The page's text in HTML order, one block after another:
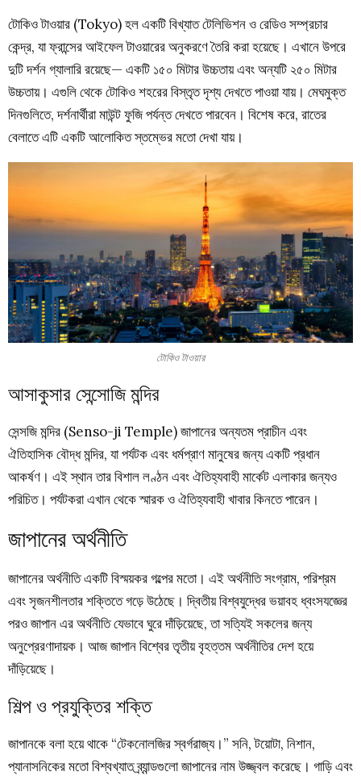
টোকিও টাওয়ার (Tokyo) হল একটি বিখ্যাত টেলিভিশন ও রেডিও সম্প্রচার
কেন্দ্র, যা ফ্রান্সের আইফেল টাওয়ারের অনুকরণে তৈরি করা হয়েছে। এখানে উপরে
দুটি দর্শন গ্যালারি রয়েছে— একটি ১৫০ মিটার উচ্চতায় এবং অন্যটি ২৫০ মিটার
উচ্চতায়। এগুলি থেকে টোকিও শহরের বিস্তৃত দৃশ্য দেখতে পাওয়া যায়। মেঘমুক্ত
দিনগুলিতে, দর্শনার্থীরা মাউন্ট ফুজি পর্যন্ত দেখতে পারবেন। বিশেষ করে, রাতের
বেলাতে এটি একটি আলোকিত স্তম্ভের মতো দেখা যায়।
টোকিও টাওয়ার
আসাকুসার সেন্সোজি মন্দির
সেন্সজি মন্দির (Senso-ji Temple) জাপানের অন্যতম প্রাচীন এবং
ঐতিহাসিক বৌদ্ধ মন্দির, যা পর্যটক এবং ধর্মপ্রাণ মানুষের জন্য একটি প্রধান
আকর্ষণ। এই স্থান তার বিশাল লণ্ঠন এবং ঐতিহ্যবাহী মার্কেট এলাকার জন্যও
পরিচিত। পর্যটকরা এখান থেকে স্মারক ও ঐতিহ্যবাহী খাবার কিনতে পারেন।
জাপানের অর্থনীতি
জাপানের অর্থনীতি একটি বিস্ময়কর গল্পের মতো। এই অর্থনীতি সংগ্রাম, পরিশ্রম
এবং সৃজনশীলতার শক্তিতে গড়ে উঠেছে। দ্বিতীয় বিশ্বযুদ্ধের ভয়াবহ ধ্বংসযজ্ঞের
পরও জাপান এর অর্থনীতি যেভাবে ঘুরে দাঁড়িয়েছে, তা সত্যিই সকলের জন্য
অনুপ্রেরণাদায়ক। আজ জাপান বিশ্বের তৃতীয় বৃহত্তম অর্থনীতির দেশ হয়ে
দাঁড়িয়েছে।
শিল্প ও প্রযুক্তির শক্তি
জাপানকে বলা হয়ে থাকে “টেকনোলজির স্বর্গরাজ্য।” সনি, টয়োটা, নিশান,
প্যানাসনিকের মতো বিশ্বখ্যাত ব্র্যান্ডগুলো জাপানের নাম উজ্জ্বল করেছে। গাড়ি এবং